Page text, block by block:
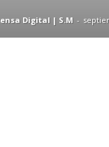
Digital | S.M -